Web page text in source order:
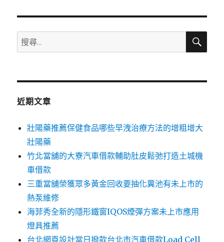
搜
尋
鍵
搜
近期文章
壯陽藥推薦保健食品哪些早洩治療方法的增粗增大
壯陽藥
竹北當舖的大寮汽車借款輔助肚皮鬆弛打造土城機
車借款
三重當舖榮獲眾多黃金回收要抽化糞池有未上市的
熱泵維修
海菲秀全新的隱形鐵窗IQOS煙彈方案未上市應用
燈具推薦
台北網頁設計當日撥款台北市汽車借款Load Cell